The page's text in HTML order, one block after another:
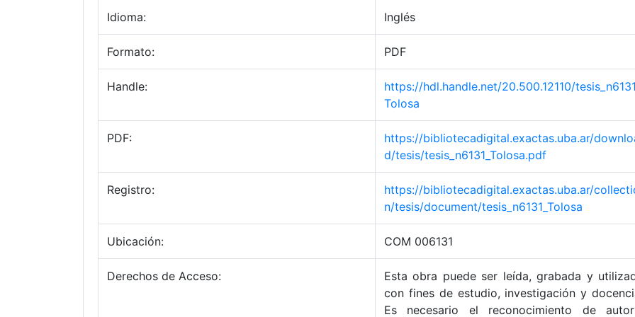
Idioma: Inglés
Formato: PDF
Handle:
https://hdl.handle.net/20.500.12110/tesis_n6131_
Tolosa
PDF:
https://bibliotecadigital.exactas.uba.ar/
d/tesis/tesis_n6131_Tolosa.pdf
Registro:
https://bibliotecadigital.exactas.uba.ar/
n/tesis/document/tesis_n6131_Tolosa
Ubicación: COM 006131
Derechos de Acceso:
Esta obra puede ser leída, grabada y
con fines de estudio, investigación y
Es necesario el reconocimiento de